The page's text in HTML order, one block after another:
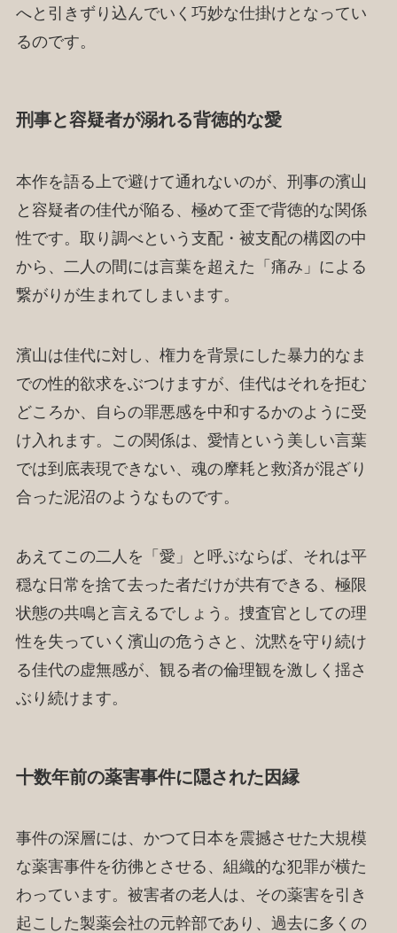
へと引きずり込んでいく巧妙な仕掛けとなってい
るのです。
刑事と容疑者が溺れる背徳的な愛
本作を語る上で避けて通れないのが、刑事の濱山
と容疑者の佳代が陥る、極めて歪で背徳的な関係
性です。取り調べという支配・被支配の構図の中
から、二人の間には言葉を超えた「痛み」による
繋がりが生まれてしまいます。
濱山は佳代に対し、権力を背景にした暴力的なま
での性的欲求をぶつけますが、佳代はそれを拒む
どころか、自らの罪悪感を中和するかのように受
け入れます。この関係は、愛情という美しい言葉
では到底表現できない、魂の摩耗と救済が混ざり
合った泥沼のようなものです。
あえてこの二人を「愛」と呼ぶならば、それは平
穏な日常を捨て去った者だけが共有できる、極限
状態の共鳴と言えるでしょう。捜査官としての理
性を失っていく濱山の危うさと、沈黙を守り続け
る佳代の虚無感が、観る者の倫理観を激しく揺さ
ぶり続けます。
十数年前の薬害事件に隠された因縁
事件の深層には、かつて日本を震撼させた大規模
な薬害事件を彷彿とさせる、組織的な犯罪が横た
わっています。被害者の老人は、その薬害を引き
起こした製薬会社の元幹部であり、過去に多くの